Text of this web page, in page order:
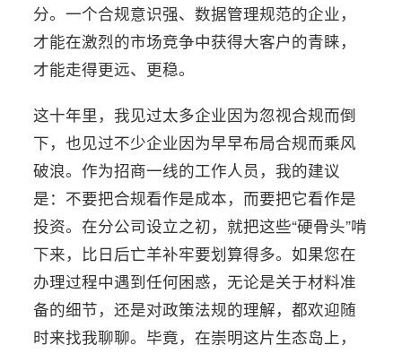
分。一个合规意识强、数据管理规范的企业，
才能在激烈的市场竞争中获得大客户的青睐，
才能走得更远、更稳。
这十年里，我见过太多企业因为忽视合规而倒
下，也见过不少企业因为早早布局合规而乘风
破浪。作为招商一线的工作人员，我的建议
是：不要把合规看作是成本，而要把它看作是
投资。在分公司设立之初，就把这些“硬骨头”啃
下来，比日后亡羊补牢要划算得多。如果您在
办理过程中遇到任何困惑，无论是关于材料准
备的细节，还是对政策法规的理解，都欢迎随
时来找我聊聊。毕竟，在崇明这片生态岛上，